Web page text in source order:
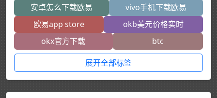
安卓怎么下载欧易
vivo手机下载欧易
欧易app store
okb美元价格实时
okx官方下载
btc
展开全部标签